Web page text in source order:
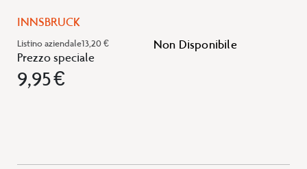
Listino aziendale13,20 €
Prezzo speciale
9,95 €
Non Disponibile
INNSBRUCK